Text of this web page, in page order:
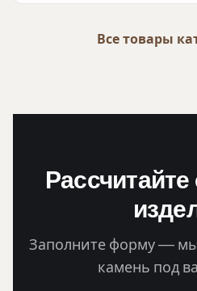
Все товары
Заполните форму —
камень под